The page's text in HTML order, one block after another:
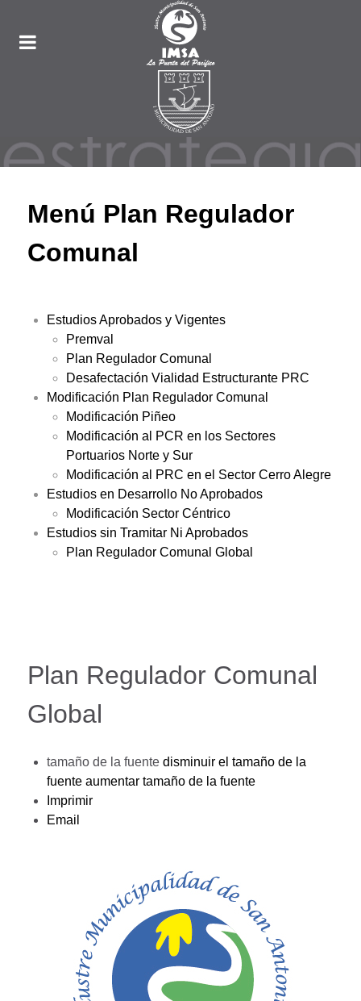
Menú Plan Regulador
Comunal
Estudios Aprobados y Vigentes
Premval
Plan Regulador Comunal
Desafectación Vialidad Estructurante PRC
Modificación Plan Regulador Comunal
Modificación Piñeo
Modificación al PCR en los Sectores
Portuarios Norte y Sur
Modificación al PRC en el Sector Cerro Alegre
Estudios en Desarrollo No Aprobados
Modificación Sector Céntrico
Estudios sin Tramitar Ni Aprobados
Plan Regulador Comunal Global
Plan Regulador Comunal
Global
tamaño de la fuente disminuir el tamaño de la
fuente aumentar tamaño de la fuente
Imprimir
Email